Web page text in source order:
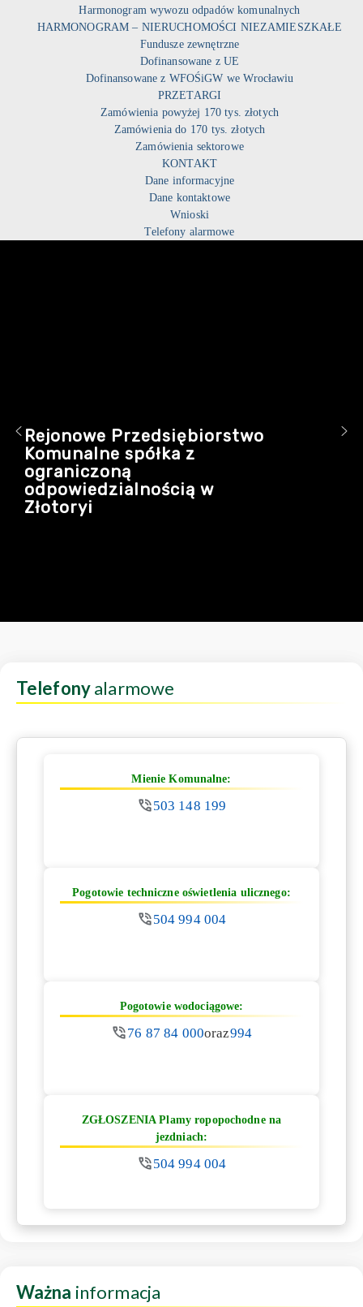
Harmonogram wywozu odpadów komunalnych
HARMONOGRAM – NIERUCHOMOŚCI NIEZAMIESZKAŁE
Fundusze zewnętrzne
Dofinansowane z UE
Dofinansowane z WFOŚiGW we Wrocławiu
PRZETARGI
Zamówienia powyżej 170 tys. złotych
Zamówienia do 170 tys. złotych
Zamówienia sektorowe
KONTAKT
Dane informacyjne
Dane kontaktowe
Wnioski
Telefony alarmowe
Rejonowe Przedsiębiorstwo
Komunalne spółka z
ograniczoną
odpowiedzialnością w
Złotoryi
Telefonyalarmowe
Mienie Komunalne:
503 148 199
Pogotowie techniczne oświetlenia ulicznego:
504 994 004
Pogotowie wodociągowe:
76 87 84 000oraz994
ZGŁOSZENIA Plamy ropopochodne na
jezdniach:
504 994 004
Ważna informacja